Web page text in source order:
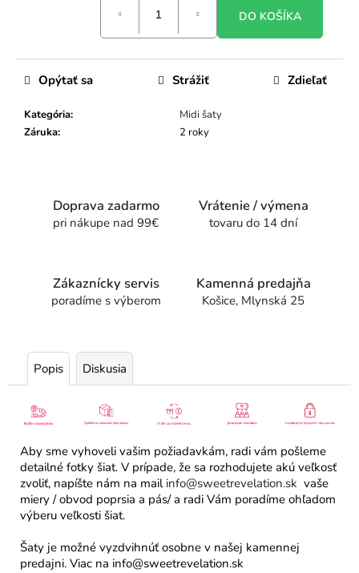
DO KOŠÍKA
Kategória:
Midi šaty
Záruka: 2 roky
Opýtať sa Strážiť Zdieľať
Doprava zadarmo
pri nákupe nad 99€
Vrátenie / výmena
tovaru do 14 dní
Zákaznícky servis
poradíme s výberom
Kamenná predajňa
Košice, Mlynská 25
Popis Diskusia
Aby sme vyhoveli vašim požiadavkám, radi vám pošleme
detailné fotky šiat. V prípade, že sa rozhodujete akú veľkosť
zvoliť, napíšte nám na mail info@sweetrevelation.sk vaše
miery / obvod poprsia a pás/ a radi Vám poradíme ohľadom
výberu veľkosti šiat.
Šaty je možné vyzdvihnúť osobne v našej kamennej
predajni. Viac na info@sweetrevelation.sk